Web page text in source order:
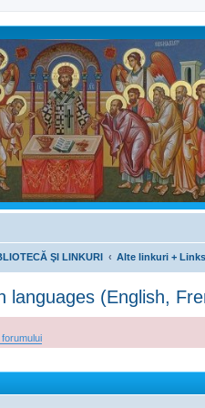
ŞI LINKURI Alte linkuri +
languages (English,